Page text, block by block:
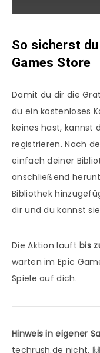
So sicherst du
Games Store
Damit du dir die
du ein kostenloses
keines hast, kannst
registrieren. Nach
einfach deiner
anschließend
Bibliothek
dir und du kannst
Die Aktion läuftbis
warten im Epic
Spiele auf dich.
Hinweis in eigener
techrush.de nicht.